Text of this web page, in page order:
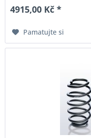
4915,00 Kč *
Pamatujte si